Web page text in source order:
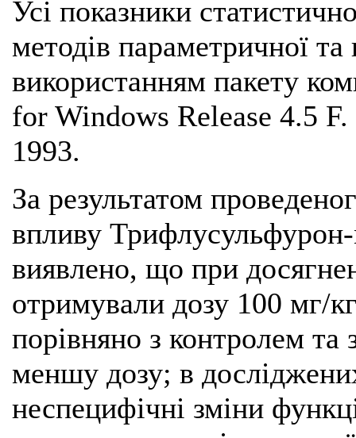
Усі показники
методів параметричної
використанням пакету
for Windows Release 4.5
1993.
За результатом
впливу
виявлено, що при
отримували дозу 100 мг/
порівняно з контролем
меншу дозу; в
неспецифічні зміни